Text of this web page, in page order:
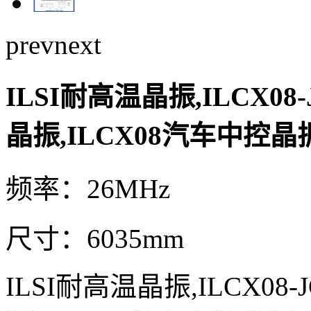
prevnext
ILSI耐高温晶振,ILCX08-
晶振,ILCX08汽车中控晶
频率：26MHz
尺寸：6035mm
ILSI耐高温晶振,ILCX08-